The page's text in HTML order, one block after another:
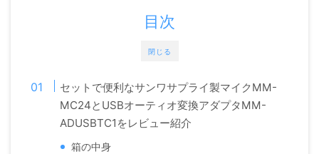
閉じる
目次
セットで便利なサンワサプライ製マイクMM-
MC24とUSBオーティオ変換アダプタMM-
ADUSBTC1をレビュー紹介
箱の中身